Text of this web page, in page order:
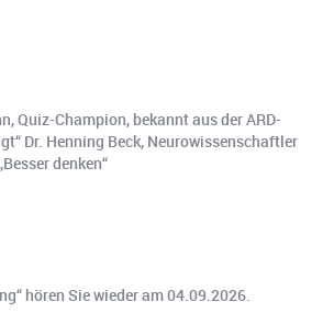
Quiz-Champion, bekannt aus der ARD-
Dr. Henning Beck, Neurowissenschaftler
denken“
hören Sie wieder am 04.09.2026.